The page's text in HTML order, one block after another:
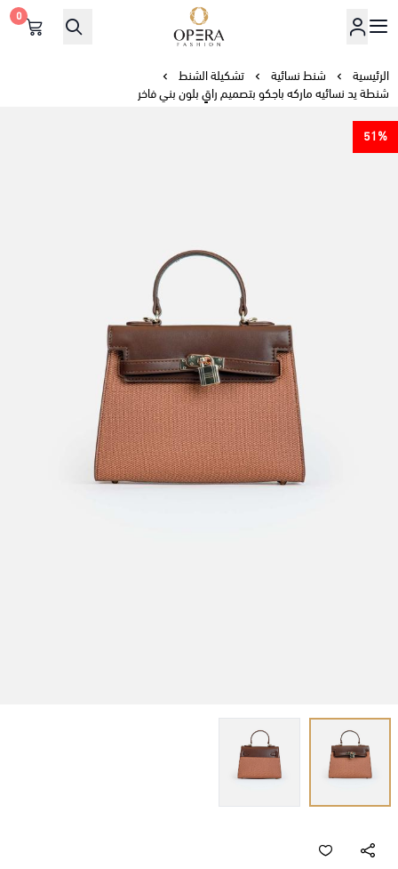
أوبرا فاشن
0
الرئيسية شنط نسائية
تشكيلة الشنط
شنطة يد نسائيه ماركه باجكو بتصميم راقٍ بلون بني فاخر
51%